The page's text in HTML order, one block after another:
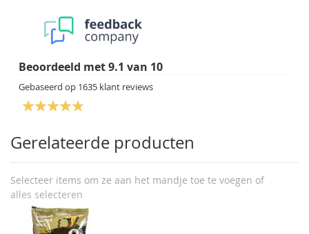
Beoordeeld met9.1 van 10
Gebaseerd op 1635 klant reviews
Gerelateerde producten
Selecteer items om ze aan het mandje toe te voegen of
alles selecteren